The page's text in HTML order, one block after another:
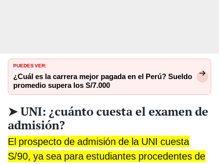
PUEDES VER:
¿Cuál es la carrera mejor pagada en el Perú? Sueldo
promedio supera los S/7.000
➤ UNI: ¿cuánto cuesta el examen de
admisión?
El prospecto de admisión de la UNI cuesta
S/90, ya sea para estudiantes procedentes de